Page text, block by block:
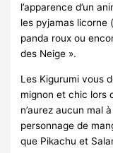
l’apparence d’un
les pyjamas licorne
panda roux ou
des Neige ».
Les Kigurumi vous
mignon et chic lors
n’aurez aucun mal
personnage de
que Pikachu et